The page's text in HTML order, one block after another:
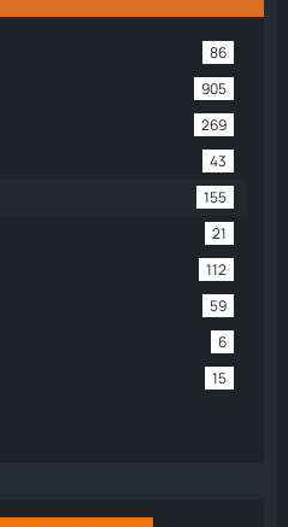
86
905
269
43
155
21
112
59
6
15